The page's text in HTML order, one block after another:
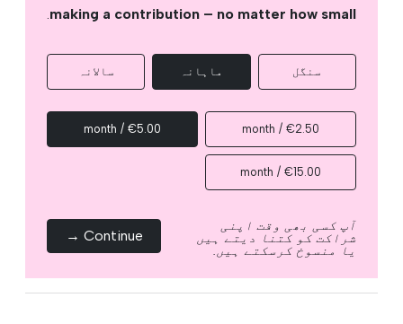
making a contribution – no matter how small
.
سنگل ماہانہ سالانہ
€2.50 / month
€5.00 / month
€15.00 / month
آپ کسی بھی وقت اپنی
شراکت کو کتنا دیتے ہیں
یا منسوخ کرسکتے ہیں.
Continue →